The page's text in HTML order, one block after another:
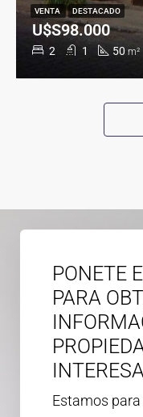
2 1 50 m²
U$S98.000
VENTA DESTACADO
PONETE
PARA
INTERESA
Estamos